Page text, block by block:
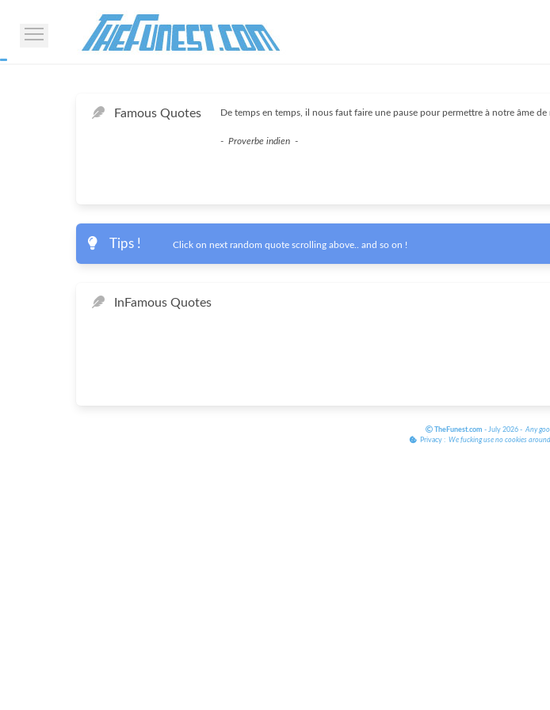
Famous Quotes De temps en temps, il nous faut faire une pause pour permettre à notre âme
- Proverbe indien-
Tips ! Click on next random quote scrolling above.. and so on !
In Famous Quotes
TheFunest.com - July 2026 - Any
Privacy : We fucking use no cookies